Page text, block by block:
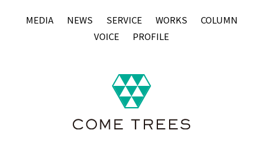
MEDIA NEWS SERVICE WORKS
COLUMN
VOICE
PROFILE